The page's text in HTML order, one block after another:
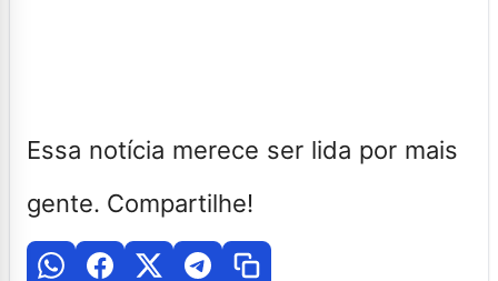
Essa notícia merece ser lida por mais
gente. Compartilhe!